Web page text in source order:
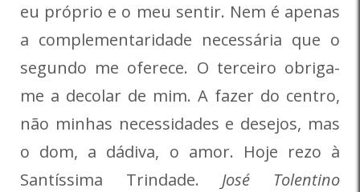
eu próprio e o meu sentir. Nem é apenas
a complementaridade necessária que o
segundo me oferece. O terceiro obriga-
me a decolar de mim. A fazer do centro,
não minhas necessidades e desejos, mas
o dom, a dádiva, o amor. Hoje rezo à
Santíssima Trindade.José Tolentino